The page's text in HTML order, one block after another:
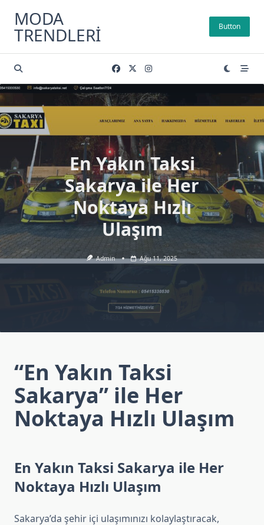
content
MODA
TRENDLERI Button
En Yakın Taksi
Sakarya ile Her
Noktaya Hızlı
Ulaşım
Admin Ağu 11, 2025
“En Yakın Taksi
Sakarya” ile Her
Noktaya Hızlı Ulaşım
En Yakın Taksi Sakarya ile Her
Noktaya Hızlı Ulaşım
Sakarya’da şehir içi ulaşımınızı kolaylaştıracak,